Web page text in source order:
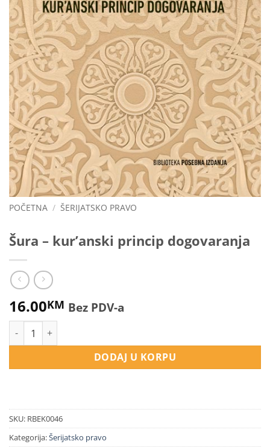
POČETNA / ŠERIJATSKO PRAVO
Šura – kur’anski princip dogovaranja
16.00KM Bez PDV-a
Šura - kur'anski princip dogovaranja količina
DODAJ U KORPU
SKU: RBEK0046
Kategorija:Šerijatsko pravo